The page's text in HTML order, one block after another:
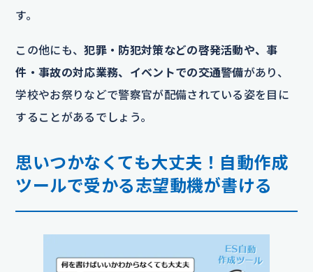
す。
この他にも、犯罪・防犯対策などの啓発活動や、事
件・事故の対応業務、イベントでの交通警備があり、
学校やお祭りなどで警察官が配備されている姿を目に
することがあるでしょう。
思いつかなくても大丈夫！自動作成
ツールで受かる志望動機が書ける